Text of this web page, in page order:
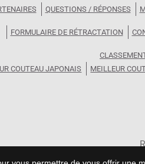
QUESTIONS / RÉPONSES
FORMULAIRE DE RÉTRACTATION
COUTEAU JAPONAIS
MEILLEUR